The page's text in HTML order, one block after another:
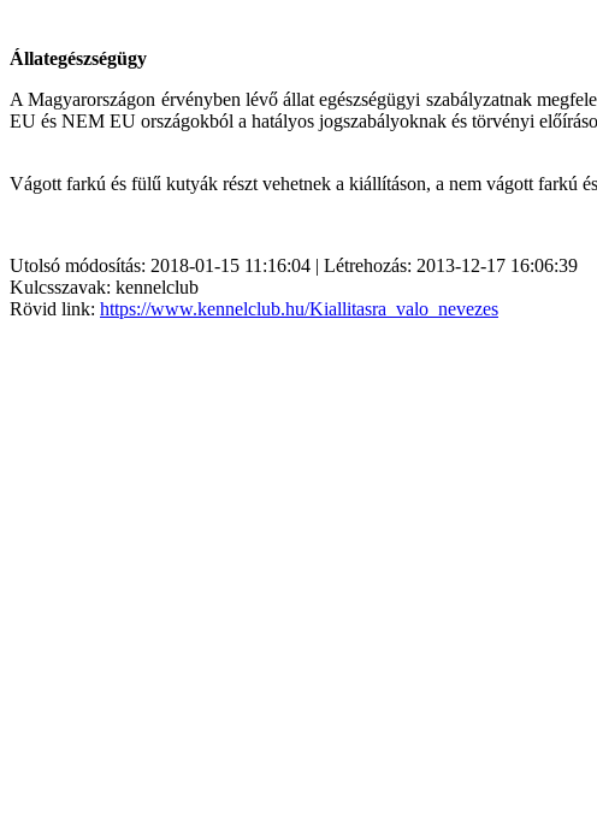
Állategészségügy
A Magyarországon érvényben lévő állat egészségügyi szabályzatnak
EU és NEM EU országokból a hatályos jogszabályoknak és törvényi
Vágott farkú és fülű kutyák részt vehetnek a kiállításon, a nem vágott farkú
Utolsó módosítás: 2018-01-15 11:16:04 | Létrehozás: 2013-12-17 16:06:39
Kulcsszavak: kennelclub
Rövid link: https://www.kennelclub.hu/Kiallitasra_valo_nevezes